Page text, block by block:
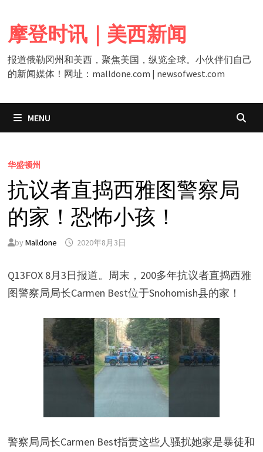
content
摩登时讯｜美西新闻
报道俄勒冈州和美西，聚焦美国，纵览全球。小伙伴们自己
的新闻媒体！网址：malldone.com | newsofwest.com
MENU
华盛顿州
抗议者直捣西雅图警察局
的家！恐怖小孩！
by Malldone 2020年8月3日
Q13FOX 8月3日报道。周末，200多年抗议者直捣西雅
图警察局局长Carmen Best位于Snohomish县的家！
警察局局长Carmen Best指责这些人骚扰她家是暴徒和